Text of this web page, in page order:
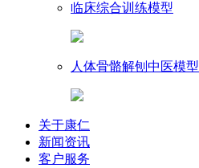
临床综合训练模型
人体骨骼解刨中医模型
关于康仁
新闻资讯
客户服务